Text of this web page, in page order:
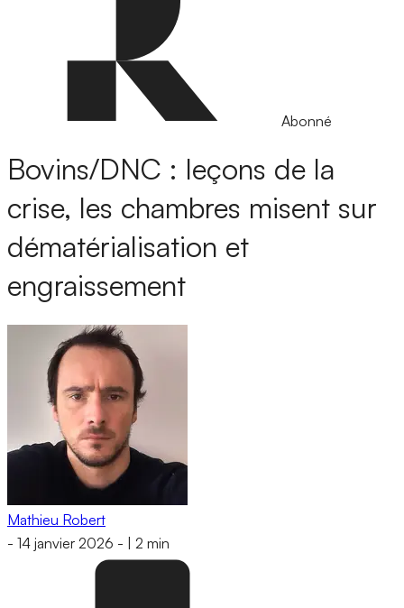
Abonné
Bovins/DNC : leçons de la
crise, les chambres misent sur
dématérialisation et
engraissement
Mathieu Robert
- 14 janvier 2026 - 2 min